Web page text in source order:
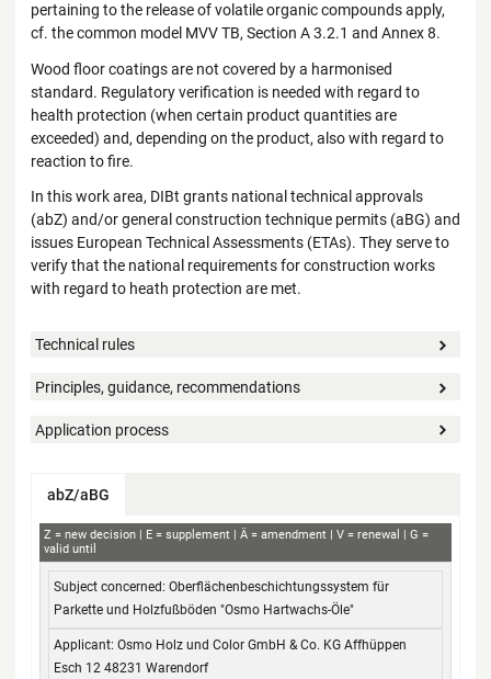
pertaining to the release of volatile organic compounds apply,
cf. the common model MVV TB, Section A 3.2.1 and Annex 8.
Wood floor coatings are not covered by a harmonised
standard. Regulatory verification is needed with regard to
health protection (when certain product quantities are
exceeded) and, depending on the product, also with regard to
reaction to fire.
In this work area, DIBt grants national technical approvals
(abZ) and/or general construction technique permits (aBG) and
issues European Technical Assessments (ETAs). They serve to
verify that the national requirements for construction works
with regard to heath protection are met.
Technical rules
Principles, guidance, recommendations
Application process
abZ/aBG
abZ+aBG
Z new decision E supplement Ä amendment V renewal
G
valid until
from / to
Oberflächenbeschichtungssystem für
Parkette und Holzfußböden "Osmo Hartwachs-Öle"
Osmo Holz und Color GmbH & Co. KG Affhüppen
Esch 12 48231 Warendorf